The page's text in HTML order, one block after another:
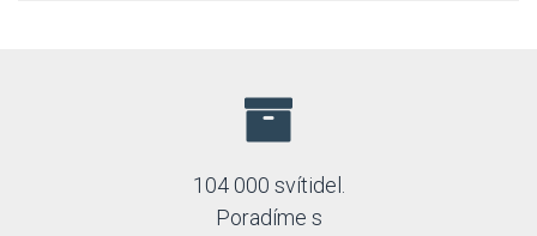
104 000 svítidel.
Poradíme s